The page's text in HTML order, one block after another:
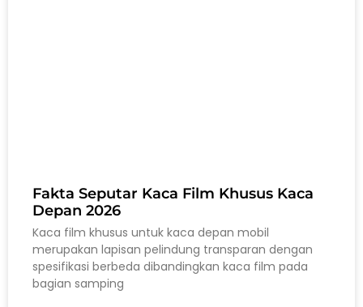
Fakta Seputar Kaca Film Khusus Kaca
Depan 2026
Kaca film khusus untuk kaca depan mobil
merupakan lapisan pelindung transparan dengan
spesifikasi berbeda dibandingkan kaca film pada
bagian samping